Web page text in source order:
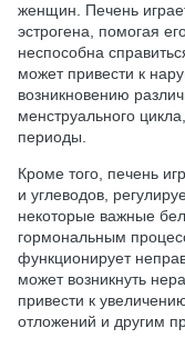
женщин. Печень
эстрогена, помогая
неспособна
может привести к
возникновению
менструального
периоды.
Кроме того, печень
и углеводов,
некоторые важные
гормональным
функционирует
может возникнуть
привести к
отложений и другим